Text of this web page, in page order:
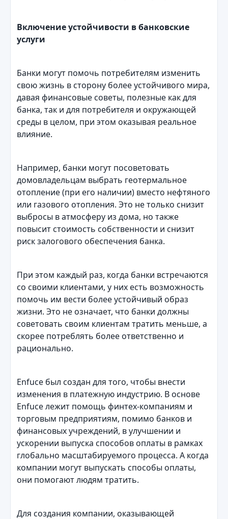
Включение устойчивости в банковские
услуги
Банки могут помочь потребителям изменить
свою жизнь в сторону более устойчивого мира,
давая финансовые советы, полезные как для
банка, так и для потребителя и окружающей
среды в целом, при этом оказывая реальное
влияние.
Например, банки могут посоветовать
домовладельцам выбрать геотермальное
отопление (при его наличии) вместо нефтяного
или газового отопления. Это не только снизит
выбросы в атмосферу из дома, но также
повысит стоимость собственности и снизит
риск залогового обеспечения банка.
При этом каждый раз, когда банки встречаются
со своими клиентами, у них есть возможность
помочь им вести более устойчивый образ
жизни. Это не означает, что банки должны
советовать своим клиентам тратить меньше, а
скорее потреблять более ответственно и
рационально.
Enfuce был создан для того, чтобы внести
изменения в платежную индустрию. В основе
Enfuce лежит помощь финтех-компаниям и
торговым предприятиям, помимо банков и
финансовых учреждений, в улучшении и
ускорении выпуска способов оплаты в рамках
глобально масштабируемого процесса. А когда
компании могут выпускать способы оплаты,
они помогают людям тратить.
Для создания компании, оказывающей